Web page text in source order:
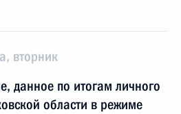
вторник
данное по итогам личного
области в режиме